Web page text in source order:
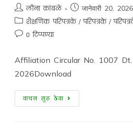
लीना कांबळे जानेवारी 20, 2026
शैक्षणिक परिपत्रके / परिपत्रके /
0 टिप्पण्या
Affiliation Circular No. 1007
2026Download
वाचन सुरू ठेवा